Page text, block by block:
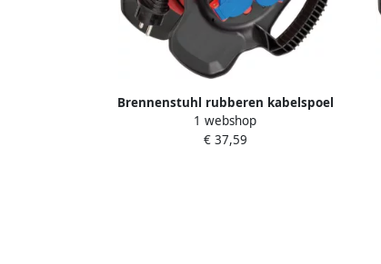
Brennenstuhl rubberen kabelspoel
Compact IP44 10m AT-N05V3V3-F 3G1.5
1169717100
1 webshop
€ 37,59